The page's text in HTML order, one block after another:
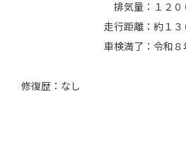
排気量：１２０
走行距離：約１３
車検満了：令和８年
修復歴：なし